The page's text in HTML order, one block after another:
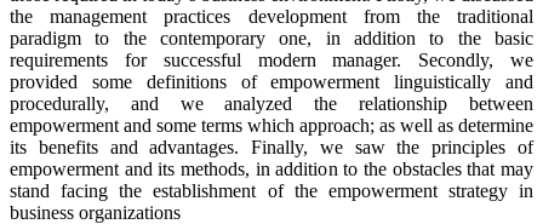
the management practices development from the traditional
paradigm to the contemporary one, in addition to the basic
requirements for successful modern manager. Secondly, we
provided some definitions of empowerment linguistically and
procedurally, and we analyzed the relationship between
empowerment and some terms which approach; as well as determine
its benefits and advantages. Finally, we saw the principles of
empowerment and its methods, in addition to the obstacles that may
stand facing the establishment of the empowerment strategy in
business organizations